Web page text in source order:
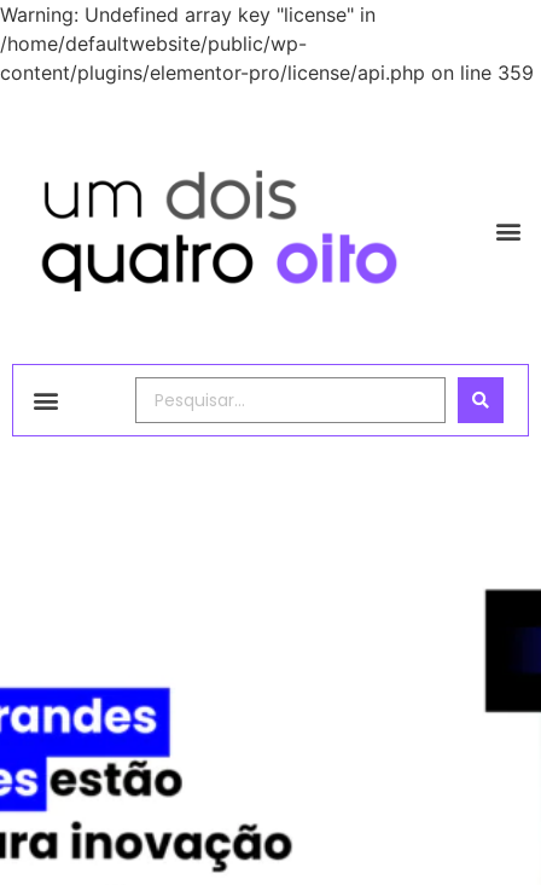
Warning: Undefined array key "license" in
/home/defaultwebsite/public/wp-
content/plugins/elementor-pro/license/api.php on line 359